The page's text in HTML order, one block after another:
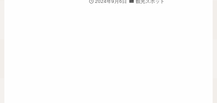
2024年9月6日 観光スポット